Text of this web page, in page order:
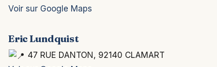
Voir sur Google Maps
Eric Lundquist
47 RUE DANTON, 92140 CLAMART